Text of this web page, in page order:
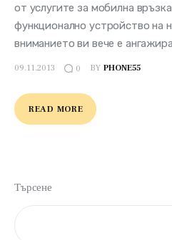
от услугите за мобилна
функционално устройство на
вниманието ви вече е
09.11.2013 0 BY PHONE55
READ MORE
Търсене